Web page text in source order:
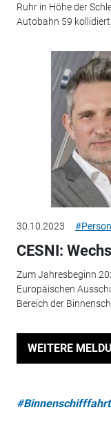
Ruhr in Höhe der
Autobahn 59 kollidiert.
30.10.2023
CESNI:
Zum Jahresbeginn
Europäischen
Bereich der
WEITERE
#Binnenschifffahrt